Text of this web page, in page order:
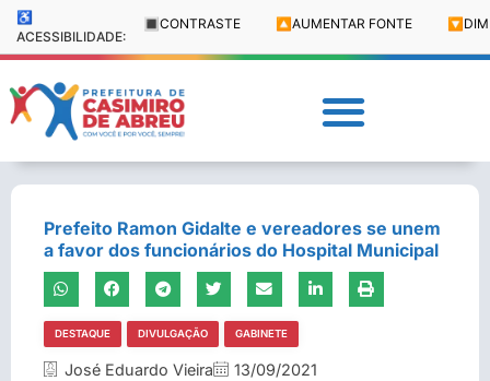
♿
ACESSIBILIDADE:
🔳 CONTRASTE 🔼 AUMENTAR FONTE 🔽
Prefeito Ramon Gidalte e vereadores se unem
a favor dos funcionários do Hospital Municipal
DESTAQUE DIVULGAÇÃO GABINETE
José Eduardo Vieira 13/09/2021